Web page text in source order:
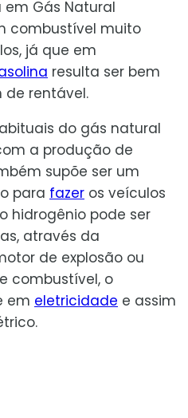
Gás Natural
combustível muito
já que em
resulta ser bem
de rentável.
do gás natural
a produção de
supõe ser um
para fazer os veículos
hidrogênio pode ser
através da
de explosão ou
combustível, o
em eletricidade e assim